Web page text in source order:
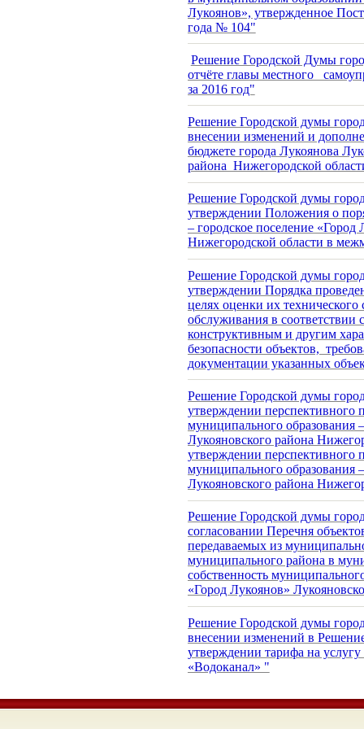
Лукоянов», утвержденное
года № 104"
Решение Городской Думы
отчёте главы местного
за 2016 год"
Решение Городской думы
внесении изменений и
бюджете города Лукоянова
района Нижегородской
Решение Городской думы
утверждении Положения о
– городское поселение
Нижегородской области в
Решение Городской думы
утверждении Порядка
целях оценки их
обслуживания в соответствии
конструктивным и другим
безопасности объектов,
документации указанных
Решение Городской думы
утверждении перспективного
муниципального образования
Лукояновского района
утверждении перспективного
муниципального образования
Лукояновского района
Решение Городской думы
согласовании Перечня
передаваемых из
муниципального района в
собственность
«Город Лукоянов»
Решение Городской думы
внесении изменений в
утверждении тарифа на
«Водоканал» "